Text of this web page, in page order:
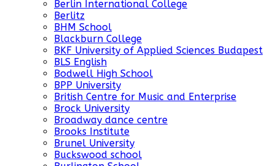
Berlin International College
Berlitz
BHM School
Blackburn College
BKF University of Applied Sciences Budapest
BLS English
Bodwell High School
BPP University
British Centre for Music and Enterprise
Brock University
Broadway dance centre
Brooks Institute
Brunel University
Buckswood school